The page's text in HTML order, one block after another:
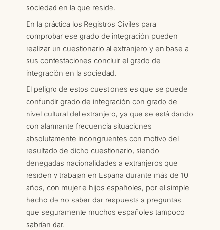
sociedad en la que reside.
En la práctica los Registros Civiles para
comprobar ese grado de integración pueden
realizar un cuestionario al extranjero y en base a
sus contestaciones concluir el grado de
integración en la sociedad.
El peligro de estos cuestiones es que se puede
confundir grado de integración con grado de
nivel cultural del extranjero, ya que se está dando
con alarmante frecuencia situaciones
absolutamente incongruentes con motivo del
resultado de dicho cuestionario, siendo
denegadas nacionalidades a extranjeros que
residen y trabajan en España durante más de 10
años, con mujer e hijos españoles, por el simple
hecho de no saber dar respuesta a preguntas
que seguramente muchos españoles tampoco
sabrían dar.